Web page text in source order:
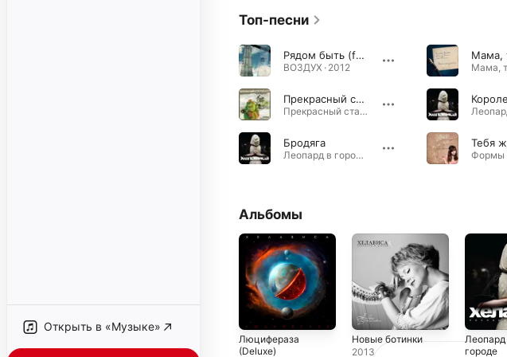
Открыть в «Музыке»
Топ-песни
Рядом быть (feat. Хелависа)
ВОЗДУХ · 2012
Прекрасный старый дом
Прекрасный старый дом - Single · 2022
Бродяга
Леопард в городе · 2009
Альбомы
Люцифераза
(Deluxe)
Новые ботинки
2013
Леопард
городе